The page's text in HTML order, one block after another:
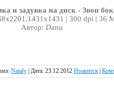
и задувка на диск - Звон
| 300 dpi | 36
Автор: Danu
Nataly | Дата: 23.12.2012 Нравится |